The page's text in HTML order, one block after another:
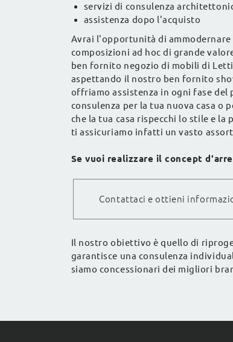
servizi di consulenza
assistenza dopo l'acquisto
Avrai l'opportunità di
composizioni ad hoc di grande
ben fornito negozio di mobili di
aspettando il nostro ben fornito
offriamo assistenza in ogni fase del
consulenza per la tua nuova casa o
che la tua casa rispecchi lo stile e
ti assicuriamo infatti un vasto
Se vuoi realizzare il concept
Contattaci e ottieni
Il nostro obiettivo è quello di
garantisce una consulenza
siamo concessionari dei migliori